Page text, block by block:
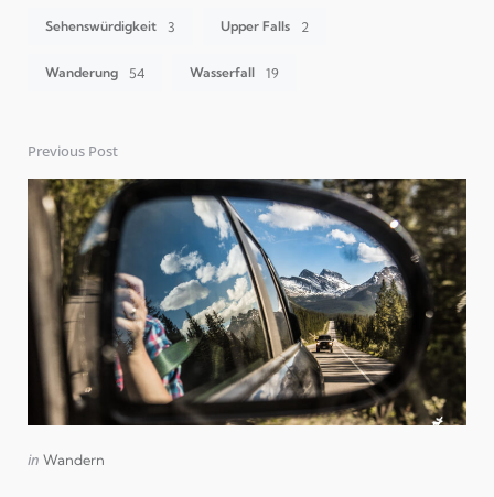
Sehenswürdigkeit 3 Upper Falls 2
Wanderung 54 Wasserfall 19
navigation
Previous Post
Posted
in Wandern